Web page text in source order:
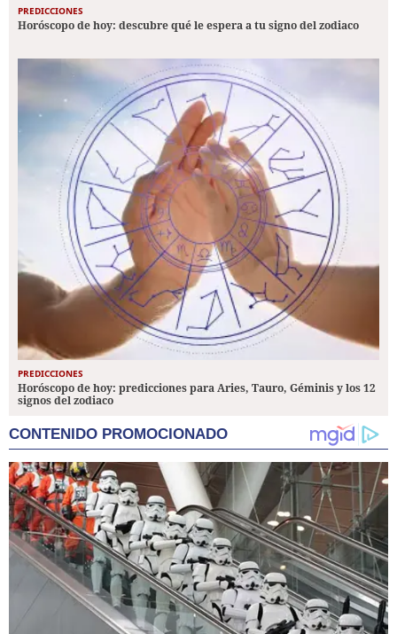
PREDICCIONES
Horóscopo de hoy: descubre qué le espera a tu signo del zodiaco
PREDICCIONES
Horóscopo de hoy: predicciones para Aries, Tauro, Géminis y los 12
signos del zodiaco
CONTENIDO PROMOCIONADO